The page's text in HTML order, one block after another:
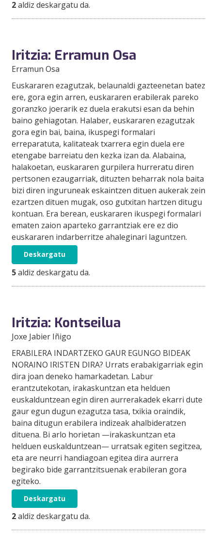
2aldiz deskargatu da.
Iritzia: Erramun Osa
Erramun Osa
Euskararen ezagutzak, belaunaldi gazteenetan batez
ere, gora egin arren, euskararen erabilerak pareko
goranzko joerarik ez duela erakutsi esan da behin
baino gehiagotan. Halaber, euskararen ezagutzak
gora egin bai, baina, ikuspegi formalari
erreparatuta, kalitateak txarrera egin duela ere
etengabe barreiatu den kezka izan da. Alabaina,
halakoetan, euskararen gurpilera hurreratu diren
pertsonen ezaugarriak, dituzten beharrak nola baita
bizi diren inguruneak eskaintzen dituen aukerak zein
ezartzen dituen mugak, oso gutxitan hartzen ditugu
kontuan. Era berean, euskararen ikuspegi formalari
ematen zaion aparteko garrantziak ere ez dio
euskararen indarberritze ahaleginari laguntzen.
Deskargatu
5aldiz deskargatu da.
Iritzia: Kontseilua
Joxe Jabier Iñigo
ERABILERA INDARTZEKO GAUR EGUNGO BIDEAK
NORAINO IRISTEN DIRA? Urrats erabakigarriak egin
dira joan deneko hamarkadetan. Labur
erantzutekotan, irakaskuntzan eta helduen
euskalduntzean egin diren aurrerakadek ekarri dute
gaur egun dugun ezagutza tasa, txikia oraindik,
baina ditugun erabilera indizeak ahalbideratzen
dituena. Bi arlo horietan —irakaskuntzan eta
helduen euskalduntzean— urratsak egiten segitzea,
eta are neurri handiagoan egitea dira aurrera
begirako bide garrantzitsuenak erabileran gora
egiteko.
Deskargatu
2aldiz deskargatu da.